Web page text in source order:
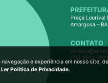
Praça Lourival
Amargosa –
CONTATO
(75) 3512-7811
e experiência em nosso site,
Ler Política de Privacidade.